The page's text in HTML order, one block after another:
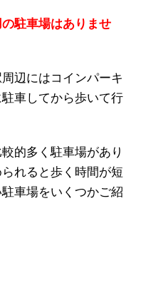
駐車場はありませ
辺にはコインパーキ
車してから歩いて行
的多く駐車場があり
れると歩く時間が短
車場をいくつかご紹